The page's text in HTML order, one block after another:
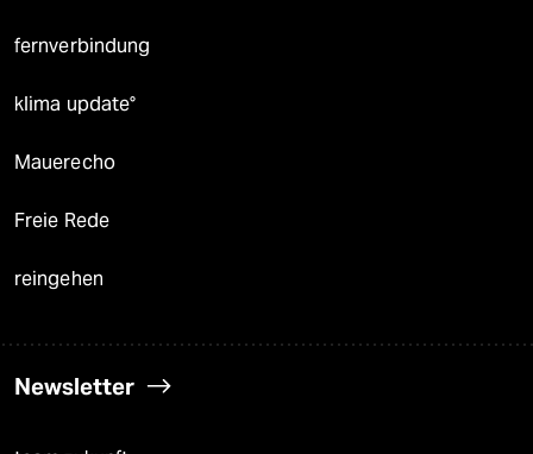
fernverbindung
klima update°
Mauerecho
Freie Rede
reingehen
Newsletter